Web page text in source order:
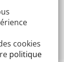
cookies
politique